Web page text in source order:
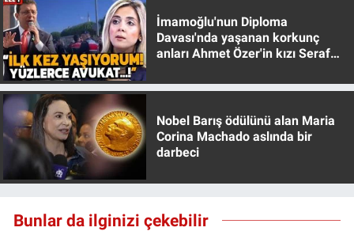
İmamoğlu'nun Diploma
Davası'nda yaşanan korkunç
anları Ahmet Özer'in kızı Seraf
Nobel Barış ödülünü alan Maria
Corina Machado aslında bir
darbeci
Bunlar da ilginizi çekebilir